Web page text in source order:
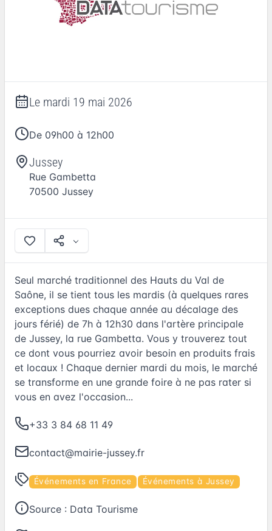
Le mardi 19 mai 2026
De 09h00 à 12h00
Jussey
Rue Gambetta
70500 Jussey
Seul marché traditionnel des Hauts du Val de
Saône, il se tient tous les mardis (à quelques rares
exceptions dues chaque année au décalage des
jours férié) de 7h à 12h30 dans l'artère principale
de Jussey, la rue Gambetta. Vous y trouverez tout
ce dont vous pourriez avoir besoin en produits frais
et locaux ! Chaque dernier mardi du mois, le marché
se transforme en une grande foire à ne pas rater si
vous en avez l'occasion...
+33 3 84 68 11 49
contact@mairie-jussey.fr
Événements en France Événements à Jussey
Source : Data Tourisme